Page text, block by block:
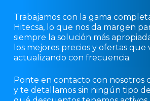
Trabajamos con la gama
Hitecsa, lo que nos da margen
siempre la solución más
los mejores precios y ofertas que
actualizando con frecuencia.
Ponte en contacto con nosotros
y te detallamos sin ningún tipo